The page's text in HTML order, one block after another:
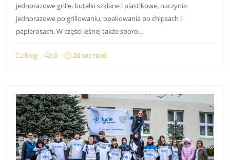
jednorazowe grille, butelki szklane i plastikowe, naczynia
jednorazowe po grillowaniu, opakowania po chipsach i
papierosach. W części leśnej także sporo…
Blog 0 28 sec read